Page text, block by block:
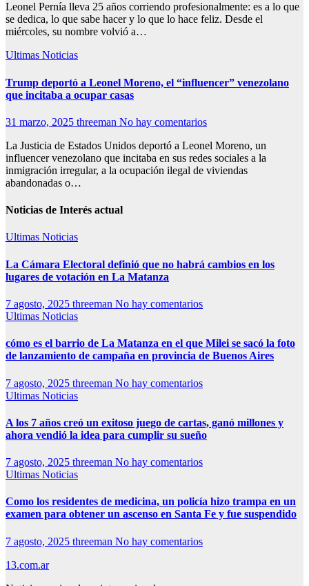
Leonel Pernía lleva 25 años corriendo profesionalmente: es a lo que
se dedica, lo que sabe hacer y lo que lo hace feliz. Desde el
miércoles, su nombre volvió a…
Ultimas Noticias
Trump deportó a Leonel Moreno, el “influencer” venezolano
que incitaba a ocupar casas
31 marzo, 2025 threeman No hay comentarios
La Justicia de Estados Unidos deportó a Leonel Moreno, un
influencer venezolano que incitaba en sus redes sociales a la
inmigración irregular, a la ocupación ilegal de viviendas
abandonadas o…
Noticias de Interés actual
Ultimas Noticias
La Cámara Electoral definió que no habrá cambios en los
lugares de votación en La Matanza
7 agosto, 2025 threeman No hay comentarios
Ultimas Noticias
cómo es el barrio de La Matanza en el que Milei se sacó la foto
de lanzamiento de campaña en provincia de Buenos Aires
7 agosto, 2025 threeman No hay comentarios
Ultimas Noticias
A los 7 años creó un exitoso juego de cartas, ganó millones y
ahora vendió la idea para cumplir su sueño
7 agosto, 2025 threeman No hay comentarios
Ultimas Noticias
Como los residentes de medicina, un policía hizo trampa en un
examen para obtener un ascenso en Santa Fe y fue suspendido
7 agosto, 2025 threeman No hay comentarios
13.com.ar